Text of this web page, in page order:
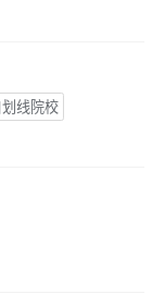
划线院校